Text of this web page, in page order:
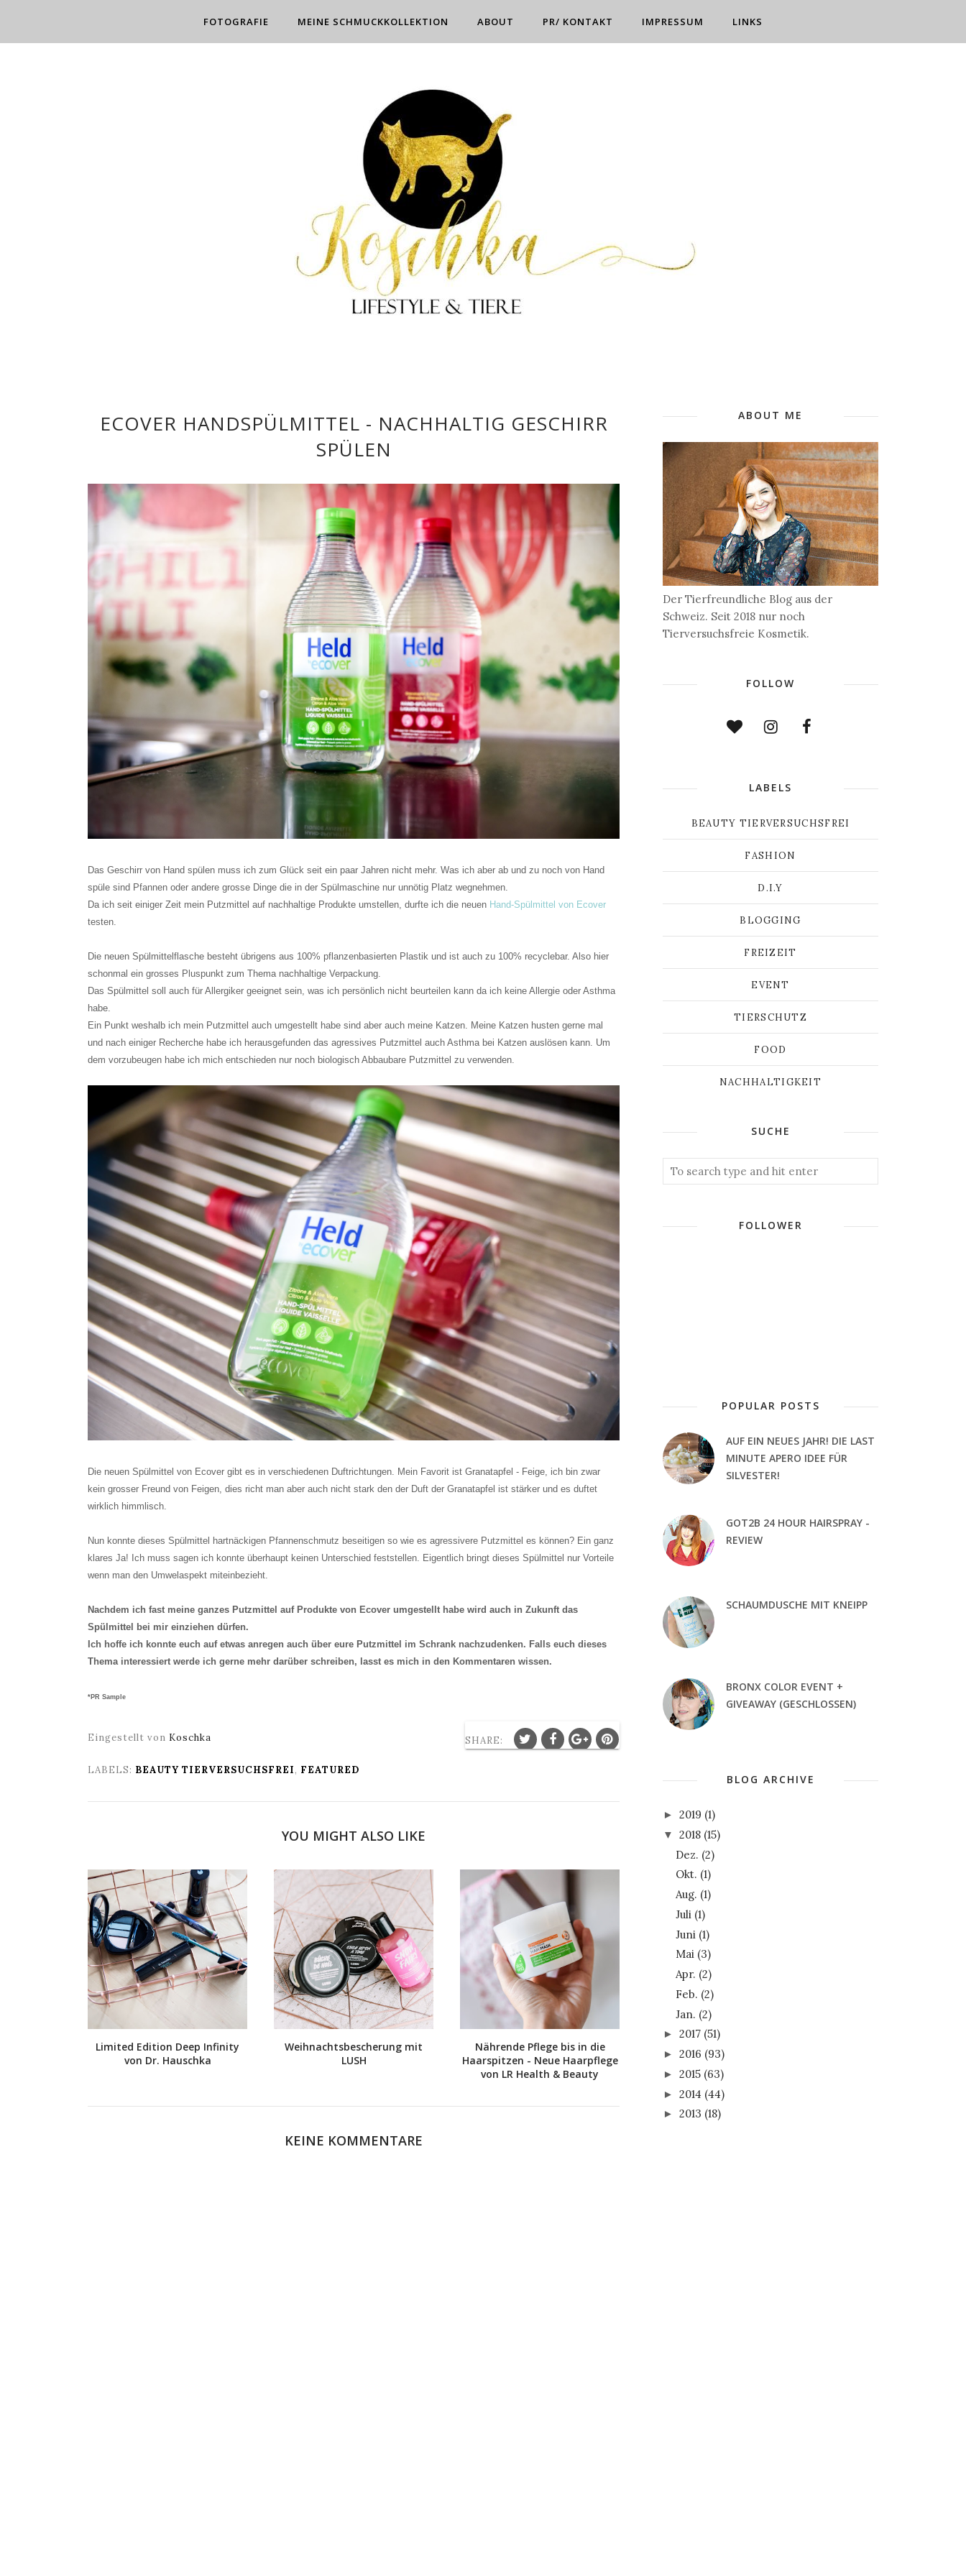
FOTOGRAFIE MEINE SCHMUCKKOLLEKTION ABOUT PR/ KONTAKT IMPRESSUM LINKS
ECOVER HANDSPÜLMITTEL - NACHHALTIG GESCHIRR
SPÜLEN
Das Geschirr von Hand spülen muss ich zum Glück seit ein paar Jahren nicht mehr. Was ich aber ab und zu noch von Hand
spüle sind Pfannen oder andere grosse Dinge die in der Spülmaschine nur unnötig Platz wegnehmen.
Da ich seit einiger Zeit mein Putzmittel auf nachhaltige Produkte umstellen, durfte ich die neuen Hand-Spülmittel von Ecover
testen.
Die neuen Spülmittelflasche besteht übrigens aus 100% pflanzenbasierten Plastik und ist auch zu 100% recyclebar. Also hier
schonmal ein grosses Pluspunkt zum Thema nachhaltige Verpackung.
Das Spülmittel soll auch für Allergiker geeignet sein, was ich persönlich nicht beurteilen kann da ich keine Allergie oder Asthma
habe.
Ein Punkt weshalb ich mein Putzmittel auch umgestellt habe sind aber auch meine Katzen. Meine Katzen husten gerne mal
und nach einiger Recherche habe ich herausgefunden das agressives Putzmittel auch Asthma bei Katzen auslösen kann. Um
dem vorzubeugen habe ich mich entschieden nur noch biologisch Abbaubare Putzmittel zu verwenden.
Die neuen Spülmittel von Ecover gibt es in verschiedenen Duftrichtungen. Mein Favorit ist Granatapfel - Feige, ich bin zwar
kein grosser Freund von Feigen, dies richt man aber auch nicht stark den der Duft der Granatapfel ist stärker und es duftet
wirklich himmlisch.
Nun konnte dieses Spülmittel hartnäckigen Pfannenschmutz beseitigen so wie es agressivere Putzmittel es können? Ein ganz
klares Ja! Ich muss sagen ich konnte überhaupt keinen Unterschied feststellen. Eigentlich bringt dieses Spülmittel nur Vorteile
wenn man den Umwelaspekt miteinbezieht.
Nachdem ich fast meine ganzes Putzmittel auf Produkte von Ecover umgestellt habe wird auch in Zukunft das
Spülmittel bei mir einziehen dürfen.
Ich hoffe ich konnte euch auf etwas anregen auch über eure Putzmittel im Schrank nachzudenken. Falls euch dieses
Thema interessiert werde ich gerne mehr darüber schreiben, lasst es mich in den Kommentaren wissen.
*PR Sample
Eingestellt von Koschka SHARE:
LABELS: BEAUTY TIERVERSUCHSFREI, FEATURED
YOU MIGHT ALSO LIKE
Limited Edition Deep Infinity
von Dr. Hauschka
Weihnachtsbescherung mit
LUSH
Nährende Pflege bis in die
Haarspitzen - Neue Haarpflege
von LR Health & Beauty
KEINE KOMMENTARE
ABOUT ME
Der Tierfreundliche Blog aus der
Schweiz. Seit 2018 nur noch
Tierversuchsfreie Kosmetik.
FOLLOW
LABELS
BEAUTY TIERVERSUCHSFREI
FASHION
D.I.Y
BLOGGING
FREIZEIT
EVENT
TIERSCHUTZ
FOOD
NACHHALTIGKEIT
SUCHE
FOLLOWER
POPULAR POSTS
AUF EIN NEUES JAHR! DIE LAST
MINUTE APERO IDEE FÜR
SILVESTER!
GOT2B 24 HOUR HAIRSPRAY -
REVIEW
SCHAUMDUSCHE MIT KNEIPP
BRONX COLOR EVENT +
GIVEAWAY (GESCHLOSSEN)
BLOG ARCHIVE
► 2019 (1)
▼ 2018 (15)
Dez. (2)
Okt. (1)
Aug. (1)
Juli (1)
Juni (1)
Mai (3)
Apr. (2)
Feb. (2)
Jan. (2)
► 2017 (51)
► 2016 (93)
► 2015 (63)
► 2014 (44)
► 2013 (18)